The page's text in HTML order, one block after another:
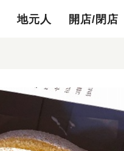
地元人 開店/閉店